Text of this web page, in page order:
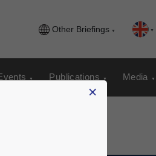
Other Briefings
Publications Media
×